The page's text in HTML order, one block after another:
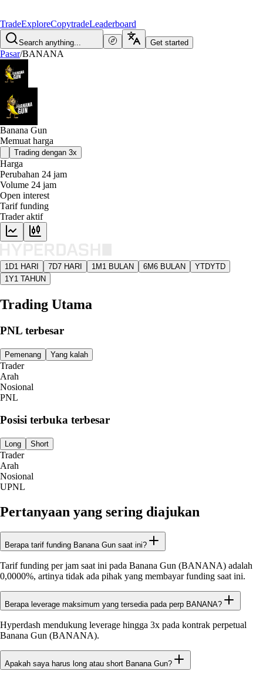
TradeExploreCopytradeLeaderboard
Search anything... Get started
Pasar/BANANA
Banana Gun
Memuat harga
Trading dengan 3x
Harga
Perubahan 24 jam
Volume 24 jam
Open interest
Tarif funding
Trader aktif
1D1 HARI 7D7 HARI 1M 1 BULAN 6M6 BULAN YTDYTD
1Y1 TAHUN
Trading Utama
PNL terbesar
Pemenang Yang kalah
Trader
Arah
Nosional
PNL
Posisi terbuka terbesar
Long Short
Trader
Arah
Nosional
UPNL
Pertanyaan yang sering diajukan
Berapa tarif funding Banana Gun saat ini?
Tarif funding per jam saat ini pada Banana Gun (BANANA) adalah
0,0000%, artinya tidak ada pihak yang membayar funding saat ini.
Berapa leverage maksimum yang tersedia pada perp BANANA?
Hyperdash mendukung leverage hingga 3x pada kontrak perpetual
Banana Gun (BANANA).
Apakah saya harus long atau short Banana Gun?